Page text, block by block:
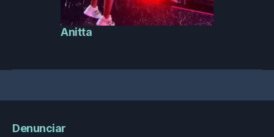
Anitta
Denunciar